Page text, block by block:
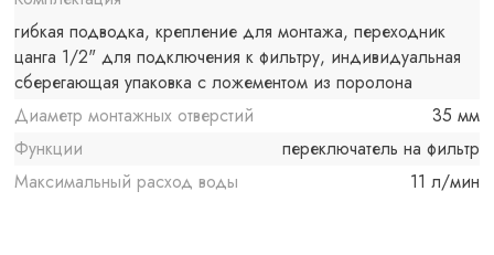
гибкая подводка, крепление для монтажа, переходник
цанга 1/2" для подключения к фильтру, индивидуальная
сберегающая упаковка с ложементом из поролона
Диаметр монтажных отверстий
35 мм
Функции
переключатель на фильтр
Максимальный расход воды
11 л/мин